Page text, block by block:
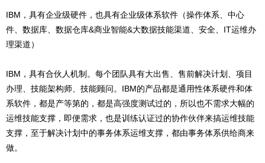
IBM，具有企业级硬件，也具有企业级体系软件（操作体系、中心
件、数据库、数据仓库&商业智能&大数据技能渠道、安全、IT运维办
理渠道）
IBM，具有合伙人机制。每个团队具有大出售、售前解决计划、项目
办理、技能架构师、技能顾问。IBM的产品都是通用性体系硬件和体
系软件，都是产等第的，都是高强度测试过的，所以也不需求大幅的
运维技能支撑，即便需求，也是训练认证过的协作伙伴来搞运维技能
支撑，至于解决计划中的事务体系运维支撑，都由事务体系供给商来
做。